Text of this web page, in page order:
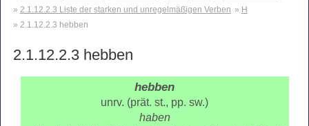
2.1.12.2.3 Liste der starken und unregelmäßigen Verben
H
2.1.12.2.3 hebben
2.1.12.2.3 hebben
hebben
unrv. (prät. st., pp. sw.)
haben